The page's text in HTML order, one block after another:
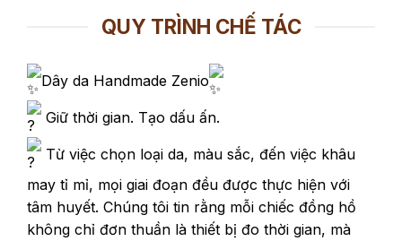
QUY TRÌNH CHẾ TÁC
Dây da Handmade Zenio
Giữ thời gian. Tạo dấu ấn.
Từ việc chọn loại da, màu sắc, đến việc khâu
may tỉ mỉ, mọi giai đoạn đều được thực hiện với
tâm huyết. Chúng tôi tin rằng mỗi chiếc đồng hồ
không chỉ đơn thuần là thiết bị đo thời gian, mà